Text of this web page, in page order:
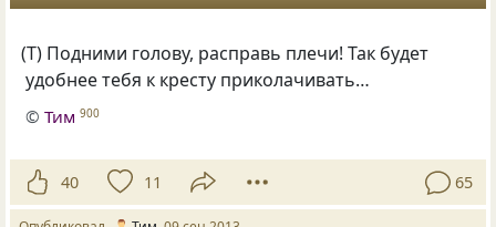
(Т) Подними голову, расправь плечи! Так будет
удобнее тебя к кресту приколачивать…
©Тим 900
40 11 65